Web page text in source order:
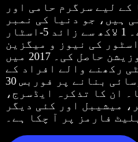
لیے سرگرم حامی اور
ہیں، جو دنیا کی نمبر
1 ٹیکسٹ ٹو اسپیچ ایپ ہے۔ 1 لاکھ سے زائد 5-اسٹار
کی نیوز و میگزین
کیٹیگری میں پہلی پوزیشن حاصل کی۔ 2017 میں
رکھنے والے افراد کے
لیے انٹرنیٹ کو زیادہ قابلِ رسائی بنانے پر فوربس 30
گیا۔ ان کا تذکرہ ایڈسرج،
میشیبل اور کئی دیگر
فارمز پر آ چکا ہے۔